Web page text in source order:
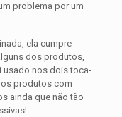
problema por um
ela cumpre
dos produtos,
usado nos dois toca-
produtos com
ainda que não tão